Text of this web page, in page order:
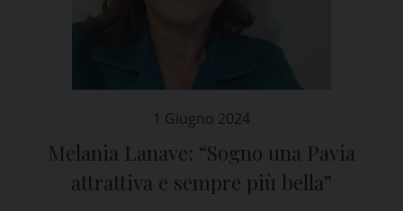
1 Giugno 2024
Melania Lanave: “Sogno una Pavia
attrattiva e sempre più bella”